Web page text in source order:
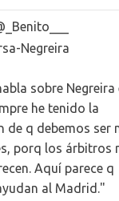
Negreira
sobre Negreira
he tenido la
de q debemos ser
porq los árbitros
Aquí parece q
al Madrid."